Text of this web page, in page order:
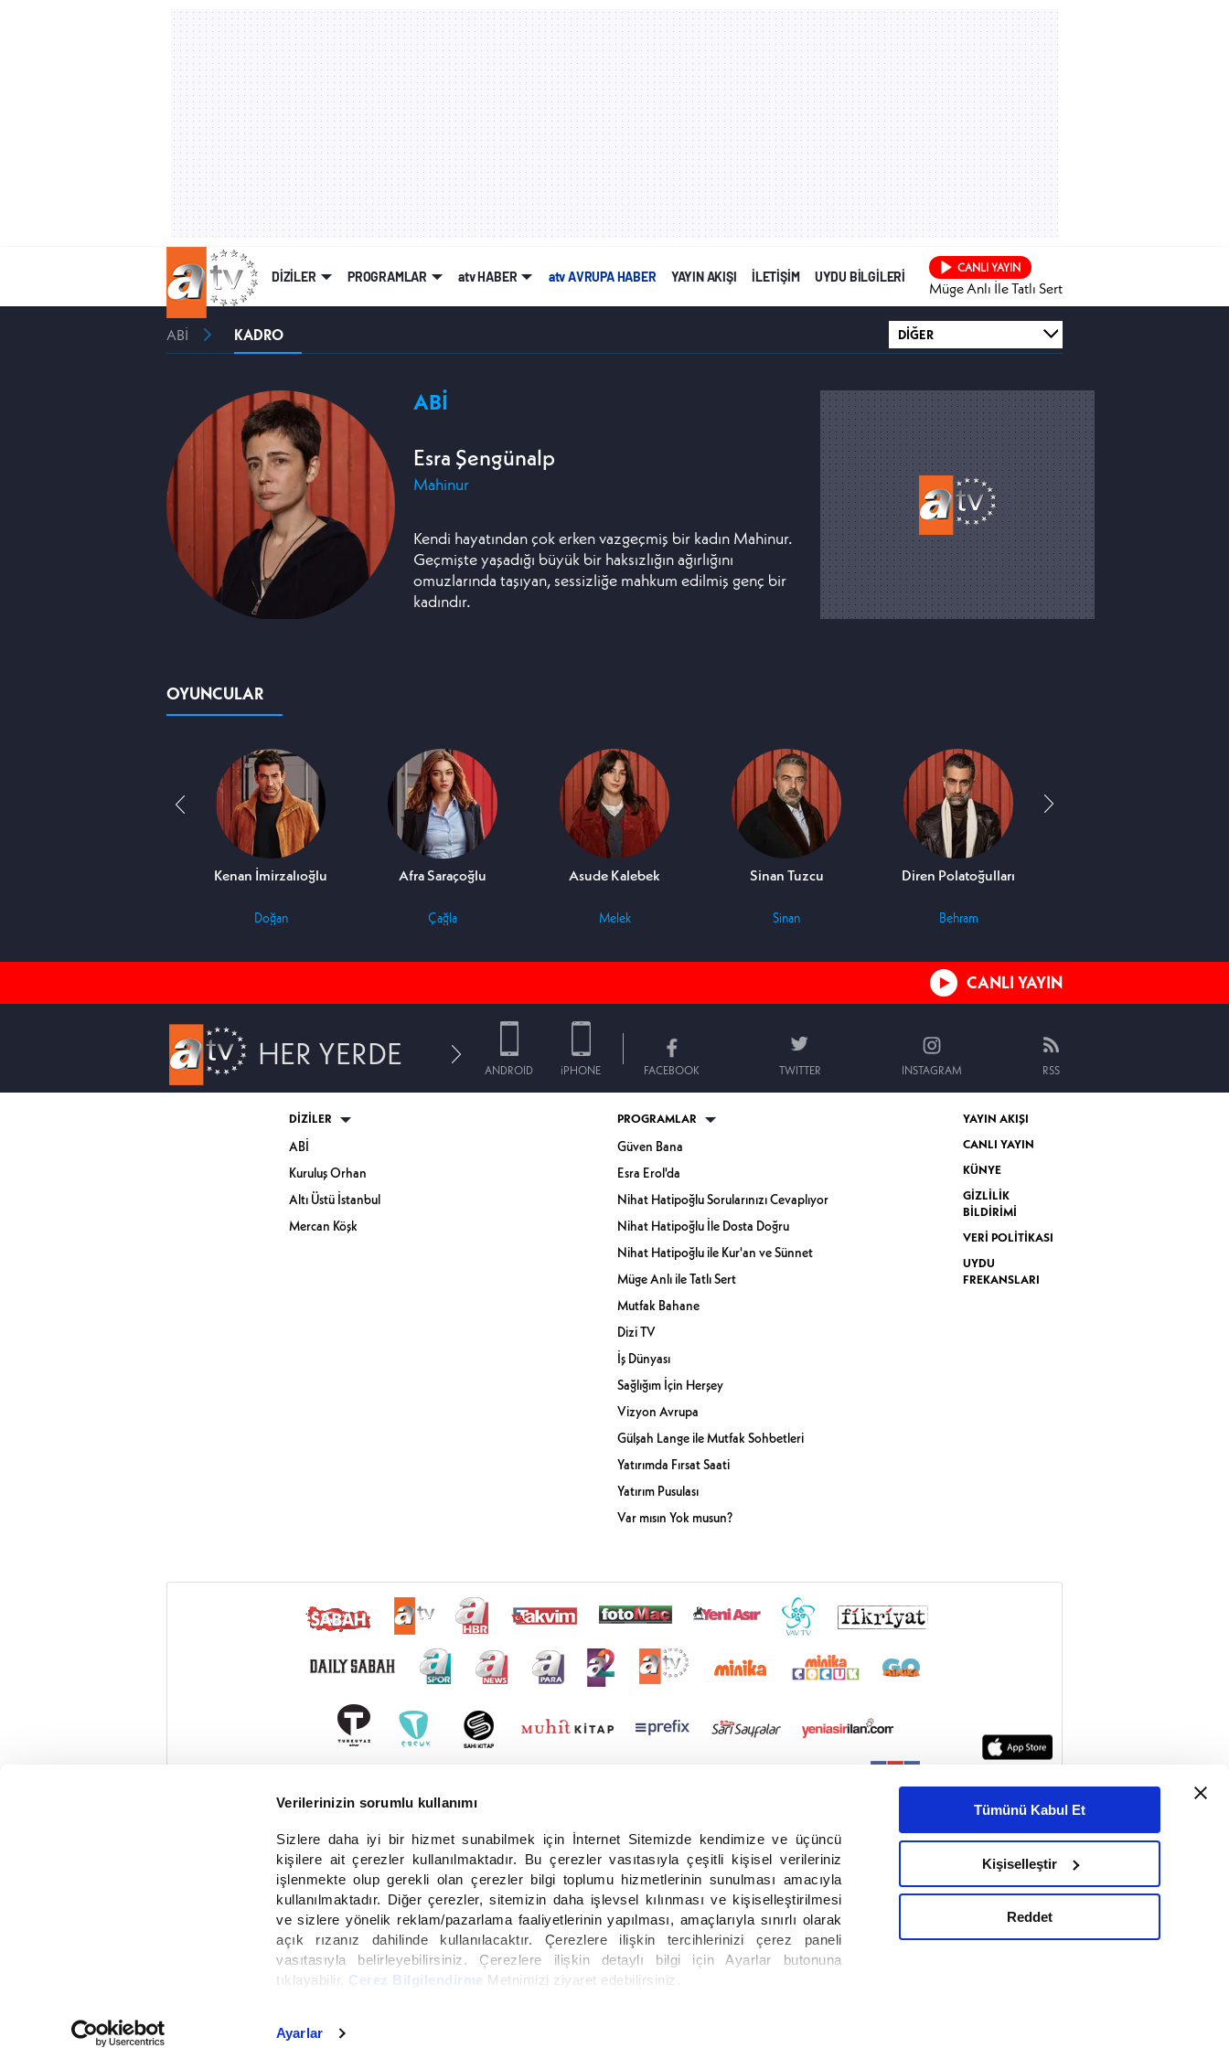
Verilerinizin sorumlu kullanımı
Sizlere daha iyi bir hizmet sunabilmek için İnternet Sitemizde kendimize ve üçüncü
kişilere ait çerezler kullanılmaktadır. Bu çerezler vasıtasıyla çeşitli kişisel verileriniz
işlenmekte olup gerekli olan çerezler bilgi toplumu hizmetlerinin sunulması amacıyla
kullanılmaktadır. Diğer çerezler, sitemizin daha işlevsel kılınması ve kişiselleştirilmesi
ve sizlere yönelik reklam/pazarlama faaliyetlerinin yapılması, amaçlarıyla sınırlı olarak
açık rızanız dahilinde kullanılacaktır. Çerezlere ilişkin tercihlerinizi çerez paneli
vasıtasıyla belirleyebilirsiniz. Çerezlere ilişkin detaylı bilgi için Ayarlar butonuna
tıklayabilir, Çerez Bilgilendirme Metnimizi ziyaret edebilirsiniz.
işleme faaliyetleri ile ilgili daha detaylı bilgi almak için lütfen
Ayarlar
Tümünü Kabul Et
Kişiselleştir
Reddet
DİZİLER PROGRAMLAR atv HABER atv AVRUPA HABER YAYIN AKIŞI İLETİŞİM UYDU BİLGİLERİ
CANLI YAYIN
Müge Anlı İle Tatlı Sert
ABİ KADRO
ABİ
Esra Şengünalp
Mahinur
Kendi hayatından çok erken vazgeçmiş bir kadın Mahinur.
Geçmişte yaşadığı büyük bir haksızlığın ağırlığını
omuzlarında taşıyan, sessizliğe mahkum edilmiş genç bir
kadındır.
OYUNCULAR
Kenan İmirzalıoğlu
Doğan
Afra Saraçoğlu
Çağla
Asude Kalebek
Melek
Sinan Tuzcu
Sinan
Diren Polatoğulları
Behram
CANLI YAYIN
HER YERDE ANDROID iPHONE FACEBOOK TWITTER INSTAGRAM RSS
DİZİLER
ABİ
Kuruluş Orhan
Altı Üstü İstanbul
Mercan Köşk
PROGRAMLAR
Güven Bana
Esra Erol'da
Nihat Hatipoğlu Sorularınızı Cevaplıyor
Nihat Hatipoğlu İle Dosta Doğru
Nihat Hatipoğlu ile Kur'an ve Sünnet
Müge Anlı ile Tatlı Sert
Mutfak Bahane
Dizi TV
İş Dünyası
Sağlığım İçin Herşey
Vizyon Avrupa
Gülşah Lange ile Mutfak Sohbetleri
Yatırımda Fırsat Saati
Yatırım Pusulası
Var mısın Yok musun?
YAYIN AKIŞI
CANLI YAYIN
KÜNYE
GİZLİLİK
BİLDİRİMİ
VERİ POLİTİKASI
UYDU
FREKANSLARI
6698 sayılı Kişisel Verilerin Korunması Kanunu uyarınca hazırlanmış aydınlatma metnimizi okumak ve sitemizde ilgili mevzuata uygun olarak kullanılan